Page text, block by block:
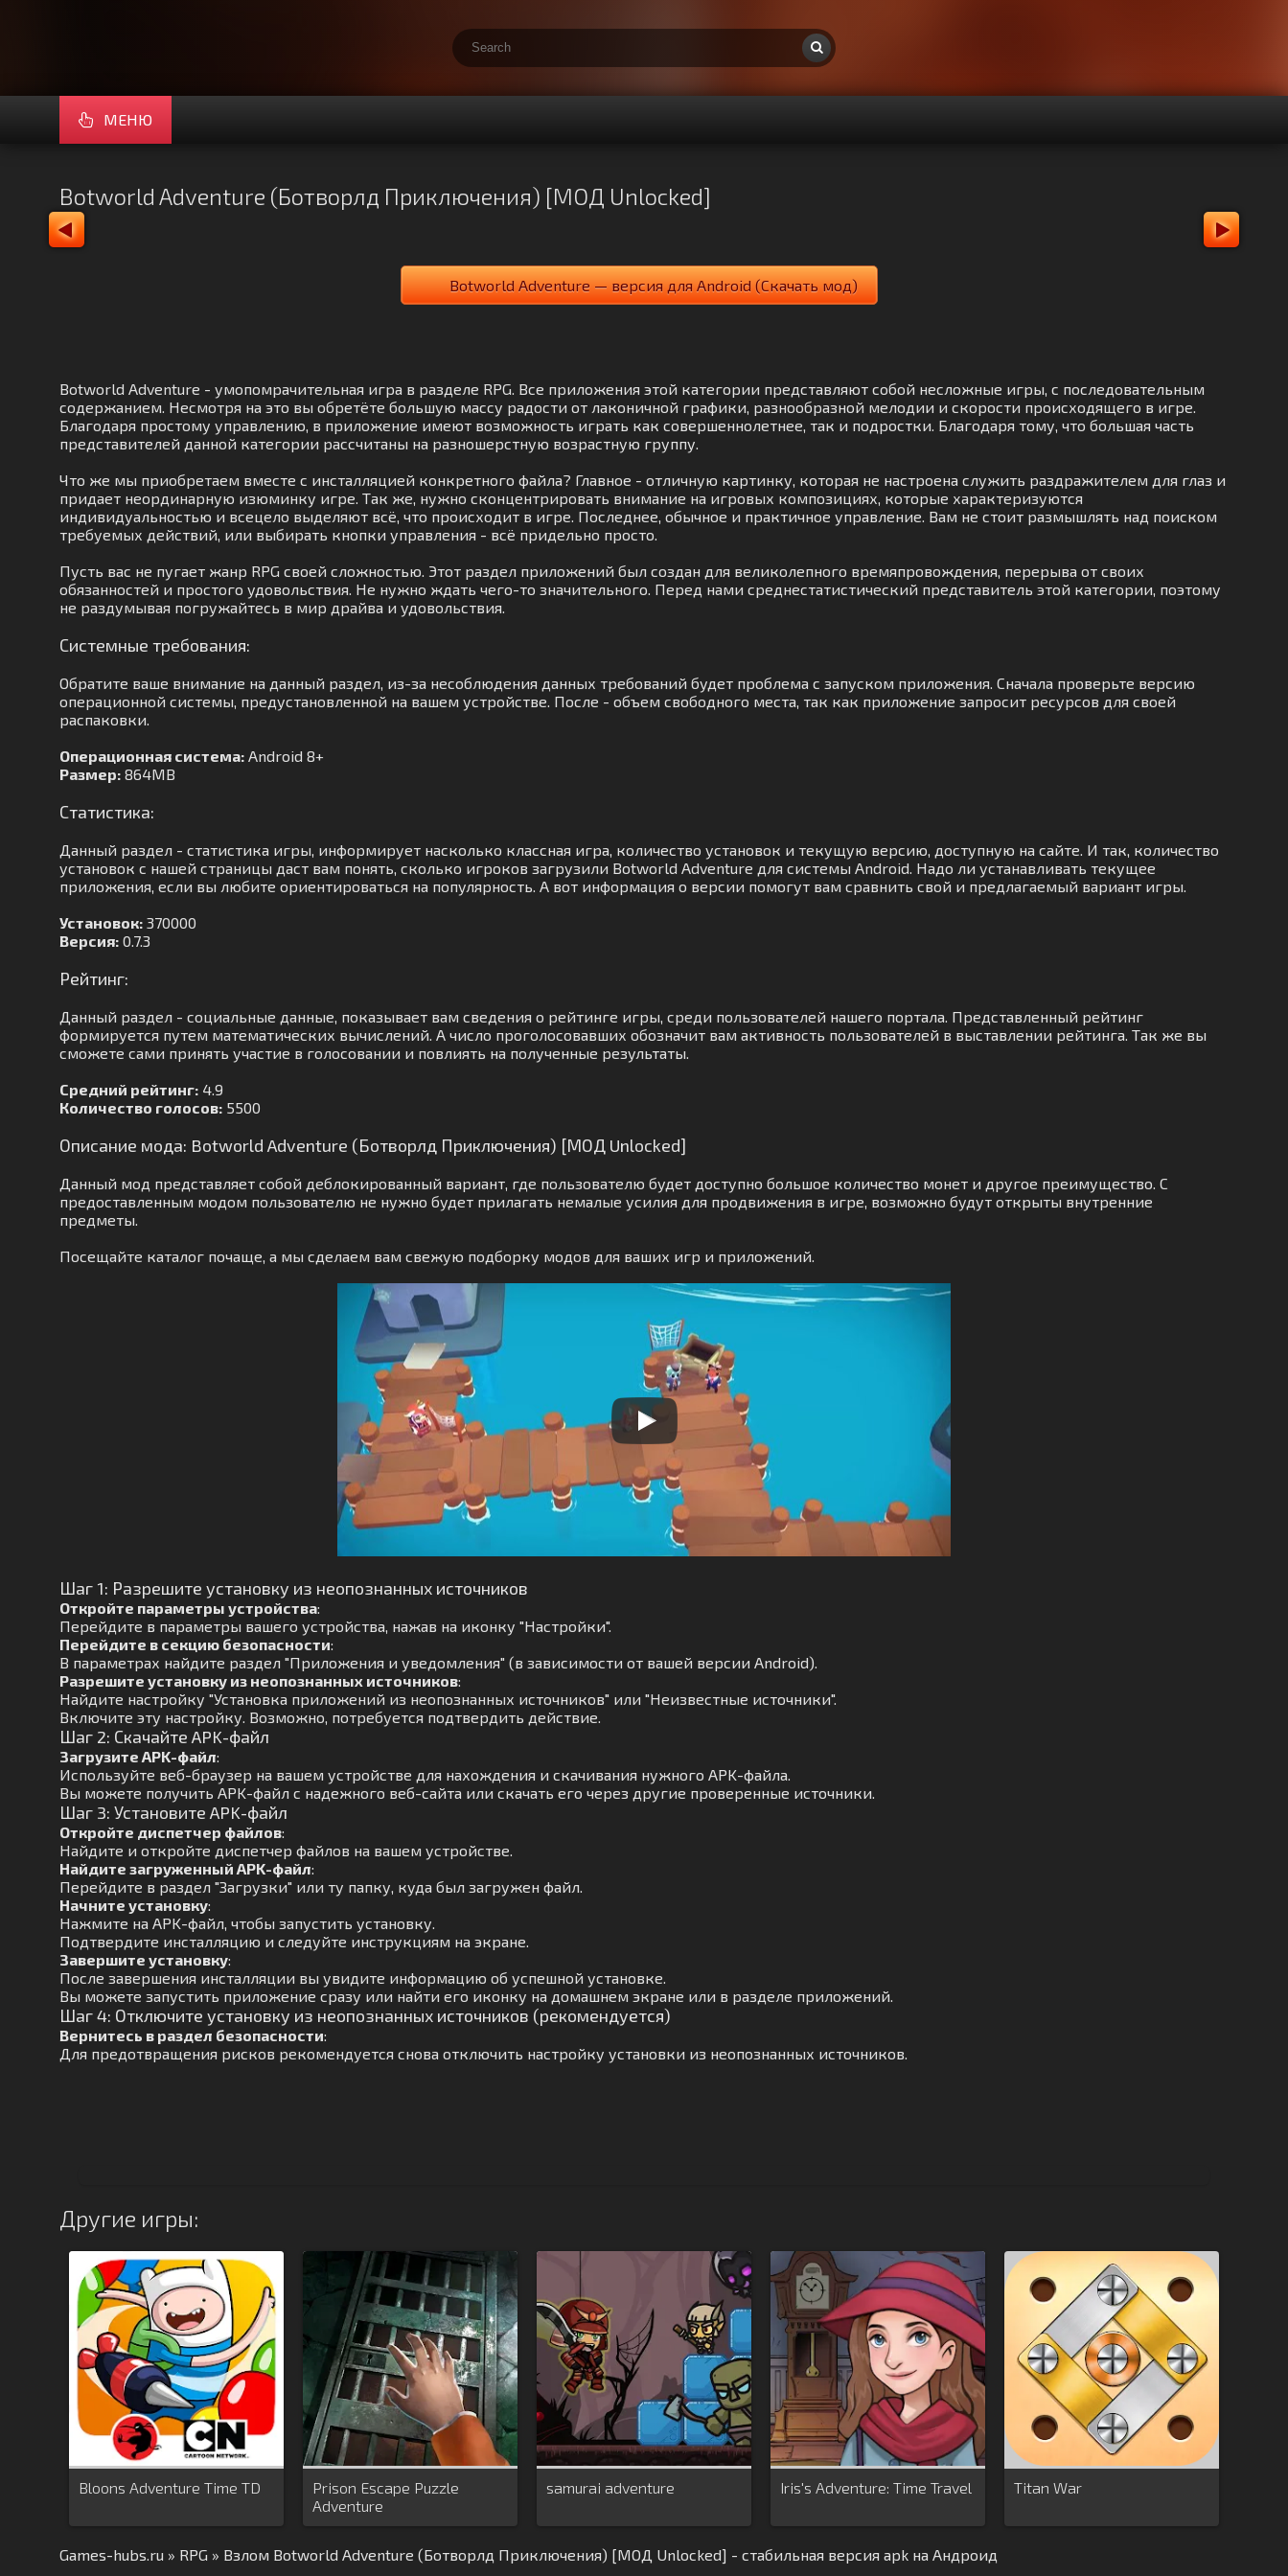
МЕНЮ
Botworld Adventure (Ботворлд Приключения) [МОД Unlocked]
Botworld Adventure — версия для Android (Скачать мод)
Botworld Adventure - умопомрачительная игра в разделе RPG. Все приложения этой категории представляют собой несложные игры, с последовательным
содержанием. Несмотря на это вы обретёте большую массу радости от лаконичной графики, разнообразной мелодии и скорости происходящего в игре.
Благодаря простому управлению, в приложение имеют возможность играть как совершеннолетнее, так и подростки. Благодаря тому, что большая часть
представителей данной категории рассчитаны на разношерстную возрастную группу.
Что же мы приобретаем вместе с инсталляцией конкретного файла? Главное - отличную картинку, которая не настроена служить раздражителем для глаз и
придает неординарную изюминку игре. Так же, нужно сконцентрировать внимание на игровых композициях, которые характеризуются
индивидуальностью и всецело выделяют всё, что происходит в игре. Последнее, обычное и практичное управление. Вам не стоит размышлять над поиском
требуемых действий, или выбирать кнопки управления - всё придельно просто.
Пусть вас не пугает жанр RPG своей сложностью. Этот раздел приложений был создан для великолепного времяпровождения, перерыва от своих
обязанностей и простого удовольствия. Не нужно ждать чего-то значительного. Перед нами среднестатистический представитель этой категории, поэтому
не раздумывая погружайтесь в мир драйва и удовольствия.
Системные требования:
Обратите ваше внимание на данный раздел, из-за несоблюдения данных требований будет проблема с запуском приложения. Сначала проверьте версию
операционной системы, предустановленной на вашем устройстве. После - объем свободного места, так как приложение запросит ресурсов для своей
распаковки.
Операционная система: Android 8+
Размер: 864MB
Статистика:
Данный раздел - статистика игры, информирует насколько классная игра, количество установок и текущую версию, доступную на сайте. И так, количество
установок с нашей страницы даст вам понять, сколько игроков загрузили Botworld Adventure для системы Android. Надо ли устанавливать текущее
приложения, если вы любите ориентироваться на популярность. А вот информация о версии помогут вам сравнить свой и предлагаемый вариант игры.
Установок: 370000
Версия: 0.7.3
Рейтинг:
Данный раздел - социальные данные, показывает вам сведения о рейтинге игры, среди пользователей нашего портала. Представленный рейтинг
формируется путем математических вычислений. А число проголосовавших обозначит вам активность пользователей в выставлении рейтинга. Так же вы
сможете сами принять участие в голосовании и повлиять на полученные результаты.
Средний рейтинг: 4.9
Количество голосов: 5500
Описание мода: Botworld Adventure (Ботворлд Приключения) [МОД Unlocked]
Данный мод представляет собой деблокированный вариант, где пользователю будет доступно большое количество монет и другое преимущество. С
предоставленным модом пользователю не нужно будет прилагать немалые усилия для продвижения в игре, возможно будут открыты внутренние
предметы.
Посещайте каталог почаще, а мы сделаем вам свежую подборку модов для ваших игр и приложений.
Шаг 1: Разрешите установку из неопознанных источников
Откройте параметры устройства:
Перейдите в параметры вашего устройства, нажав на иконку "Настройки".
Перейдите в секцию безопасности:
В параметрах найдите раздел "Приложения и уведомления" (в зависимости от вашей версии Android).
Разрешите установку из неопознанных источников:
Найдите настройку "Установка приложений из неопознанных источников" или "Неизвестные источники".
Включите эту настройку. Возможно, потребуется подтвердить действие.
Шаг 2: Скачайте APK-файл
Загрузите APK-файл:
Используйте веб-браузер на вашем устройстве для нахождения и скачивания нужного APK-файла.
Вы можете получить APK-файл с надежного веб-сайта или скачать его через другие проверенные источники.
Шаг 3: Установите APK-файл
Откройте диспетчер файлов:
Найдите и откройте диспетчер файлов на вашем устройстве.
Найдите загруженный APK-файл:
Перейдите в раздел "Загрузки" или ту папку, куда был загружен файл.
Начните установку:
Нажмите на APK-файл, чтобы запустить установку.
Подтвердите инсталляцию и следуйте инструкциям на экране.
Завершите установку:
После завершения инсталляции вы увидите информацию об успешной установке.
Вы можете запустить приложение сразу или найти его иконку на домашнем экране или в разделе приложений.
Шаг 4: Отключите установку из неопознанных источников (рекомендуется)
Вернитесь в раздел безопасности:
Для предотвращения рисков рекомендуется снова отключить настройку установки из неопознанных источников.
Другие игры:
Bloons Adventure Time TD
Prison Escape Puzzle
Adventure
samurai adventure Iris's Adventure: Time Travel Titan War
Games-hubs.ru » RPG » Взлом Botworld Adventure (Ботворлд Приключения) [МОД Unlocked] - стабильная версия apk на Андроид